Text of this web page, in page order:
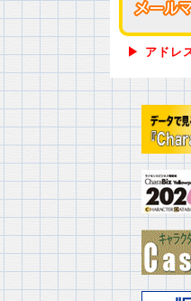
メール
メール
▶ アドレ